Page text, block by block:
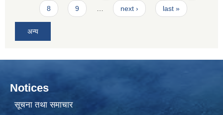
8 9 next › last »
अन्य
Notices
सूचना तथा समाचार